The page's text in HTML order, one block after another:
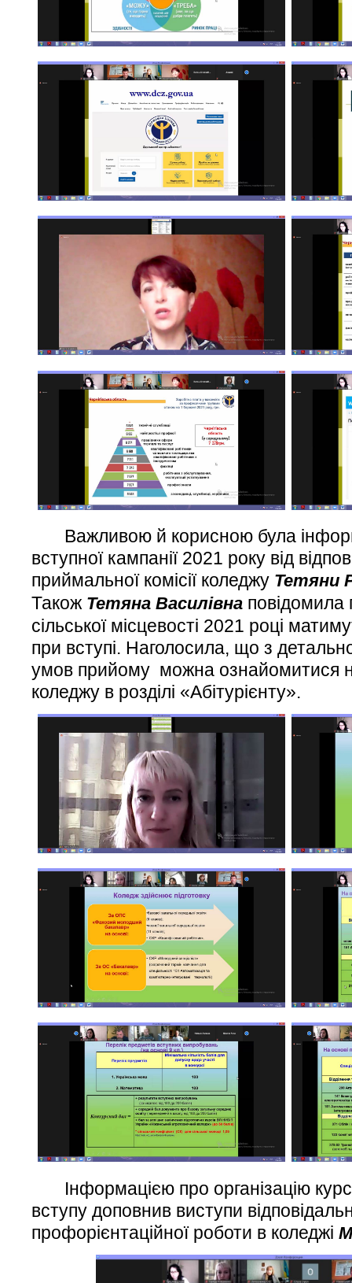
Важливою й корисною була
вступної кампанії 2021 року від
приймальної комісії коледжу Тетяни
Також Тетяна Василівна повідомила
сільської місцевості 2021 році
при вступі. Наголосила, що з
умов прийому можна ознайомитися
коледжу в розділі «Абітурієнту».
Інформацією про організацію
вступу доповнив виступи
профорієнтаційної роботи в коледжі